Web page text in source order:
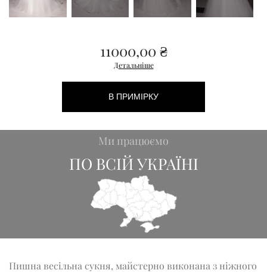
11000,00 ₴
Детальніше
В ПРИМІРКУ
Ми працюємо
ПО ВСІЙ УКРАЇНІ
Пишна весільна сукня, майстерно виконана з ніжного